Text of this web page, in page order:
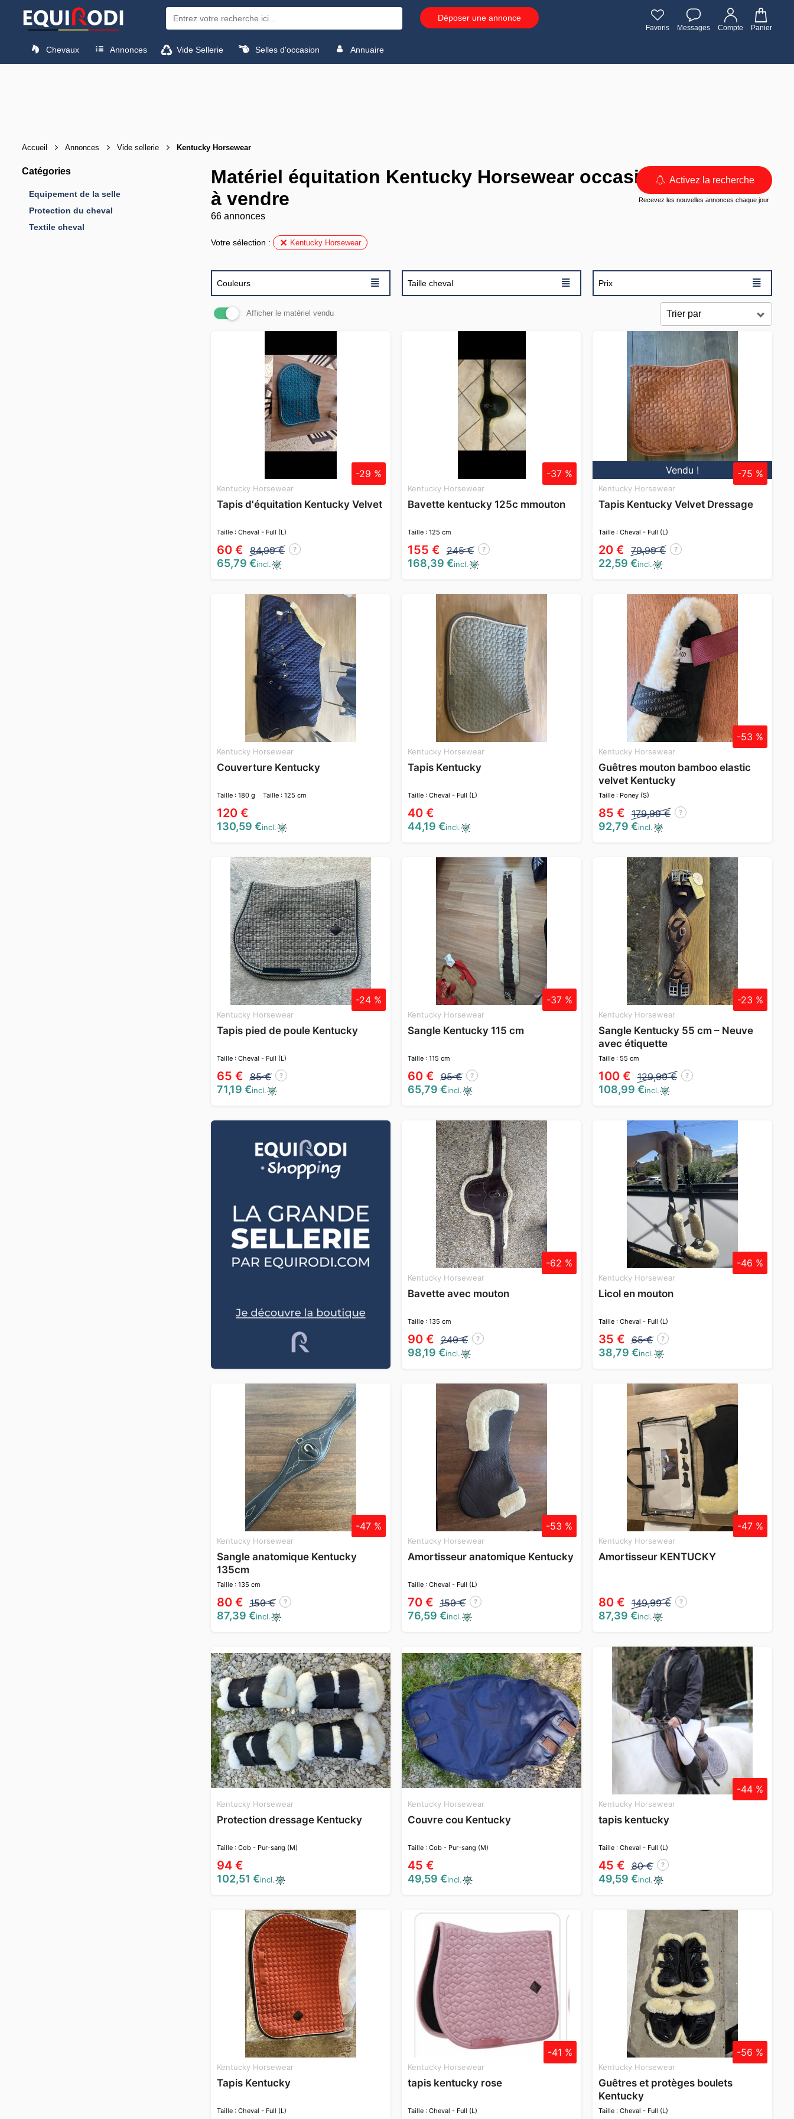
Déposer une annonce
Favoris Messages Compte Panier
Chevaux Annonces Vide Sellerie Selles d'occasion Annuaire
Accueil Annonces Vide sellerie Kentucky Horsewear
Catégories
Equipement de la selle
Protection du cheval
Textile cheval
Matériel équitation Kentucky Horsewear occasion
à vendre
66 annonces
Activez la recherche
Recevez les nouvelles annonces chaque jour
Votre sélection : Kentucky Horsewear
Couleurs ≣ Taille cheval ≣ Prix ≣
Afficher le matériel vendu
Kentucky Horsewear
Tapis d'équitation Kentucky Velvet
Taille : Cheval - Full (L)
60 € 84,99 € ?
-29 %
65,79 €incl.
Kentucky Horsewear
Bavette kentucky 125c mmouton
Taille : 125 cm
155 € 245 € ?
-37 %
168,39 €incl.
Vendu !
Kentucky Horsewear
Tapis Kentucky Velvet Dressage
Taille : Cheval - Full (L)
20 € 79,99 € ?
-75 %
22,59 €incl.
Kentucky Horsewear
Couverture Kentucky
Taille : 180 g Taille : 125 cm
120 €
130,59 €incl.
Kentucky Horsewear
Tapis Kentucky
Taille : Cheval - Full (L)
40 €
44,19 €incl.
Kentucky Horsewear
Guêtres mouton bamboo elastic
velvet Kentucky
Taille : Poney (S)
85 € 179,99 € ?
-53 %
92,79 €incl.
Kentucky Horsewear
Tapis pied de poule Kentucky
Taille : Cheval - Full (L)
65 € 85 € ?
-24 %
71,19 €incl.
Kentucky Horsewear
Sangle Kentucky 115 cm
Taille : 115 cm
60 € 95 € ?
-37 %
65,79 €incl.
Kentucky Horsewear
Sangle Kentucky 55 cm – Neuve
avec étiquette
Taille : 55 cm
100 € 129,99 € ?
-23 %
108,99 €incl.
Kentucky Horsewear
Bavette avec mouton
Taille : 135 cm
90 € 240 € ?
-62 %
98,19 €incl.
Kentucky Horsewear
Licol en mouton
Taille : Cheval - Full (L)
35 € 65 € ?
-46 %
38,79 €incl.
Kentucky Horsewear
Sangle anatomique Kentucky
135cm
Taille : 135 cm
80 € 150 € ?
-47 %
87,39 €incl.
Kentucky Horsewear
Amortisseur anatomique Kentucky
Taille : Cheval - Full (L)
70 € 150 € ?
-53 %
76,59 €incl.
Kentucky Horsewear
Amortisseur KENTUCKY
80 € 149,99 € ?
-47 %
87,39 €incl.
Kentucky Horsewear
Protection dressage Kentucky
Taille : Cob - Pur-sang (M)
94 €
102,51 €incl.
Kentucky Horsewear
Couvre cou Kentucky
Taille : Cob - Pur-sang (M)
45 €
49,59 €incl.
Kentucky Horsewear
tapis kentucky
Taille : Cheval - Full (L)
45 € 80 € ?
-44 %
49,59 €incl.
Kentucky Horsewear
Tapis Kentucky
Taille : Cheval - Full (L)
Kentucky Horsewear
tapis kentucky rose
Taille : Cheval - Full (L)
-41 %
Kentucky Horsewear
Guêtres et protèges boulets
Kentucky
Taille : Cheval - Full (L)
-56 %